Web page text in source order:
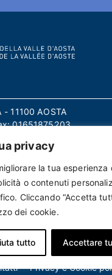
privacy
la tua esperienza
o contenuti
Cliccando “Accetta
dei cookie.
tutto Accettare
11100 AOSTA
01651875203
dei Dati:
91041130070
UF2EU2
Privacy e Cookie